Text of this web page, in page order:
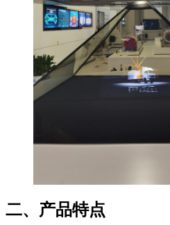
二、产品特点